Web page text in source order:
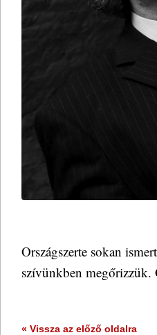
Országszerte sokan
szívünkben megőrizzük.
« Vissza az előző oldalra